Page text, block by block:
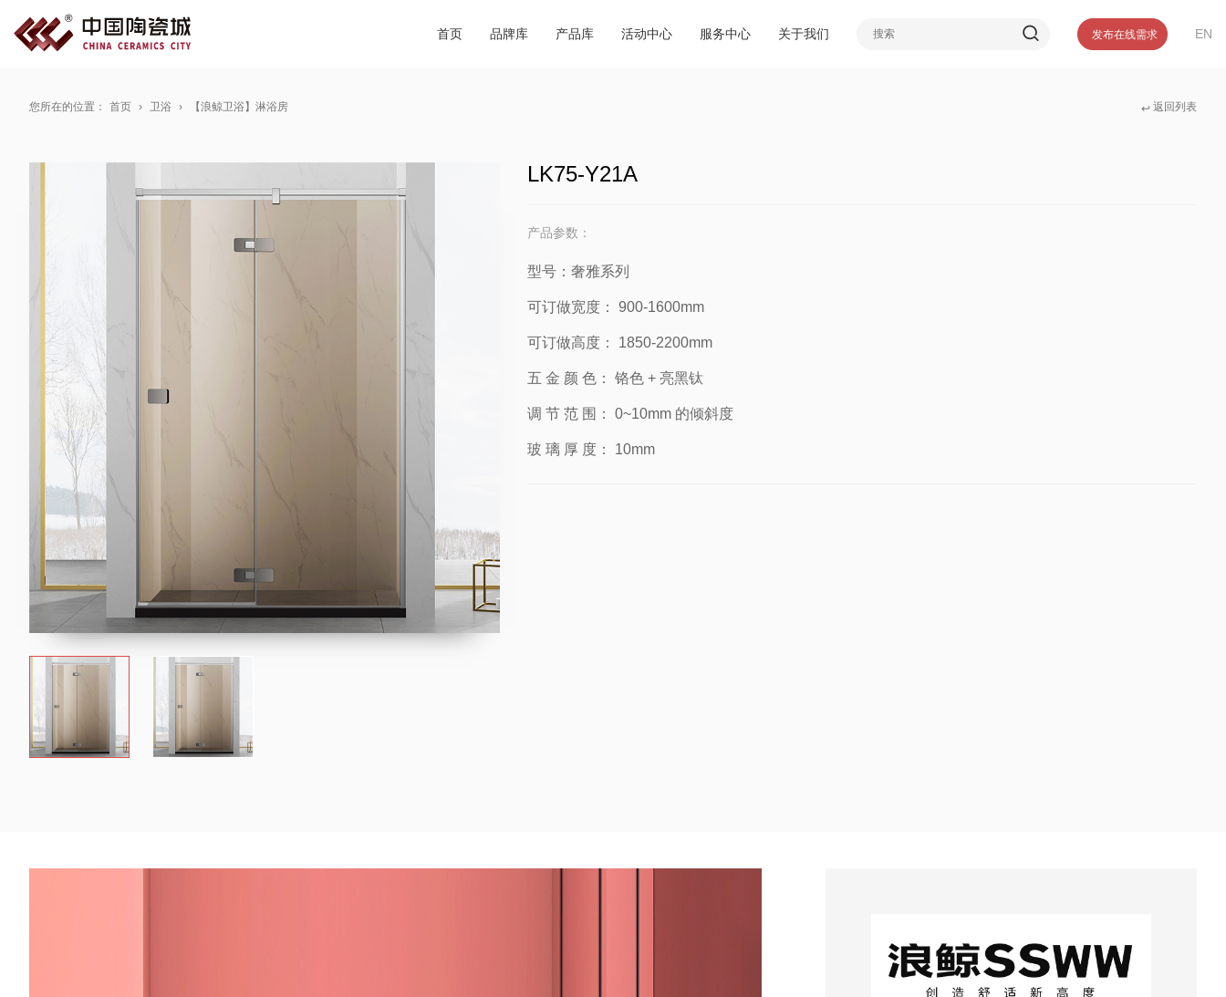
首页 品牌库
品牌合集 产品库
产品合集 活动中心 服务中心 关于我们 发布在线需求 EN
您所在的位置： 首页 卫浴 【浪鲸卫浴】淋浴房 ↩ 返回列表
LK75-Y21A
产品参数：
型号：奢雅系列
可订做宽度： 900-1600mm
可订做高度： 1850-2200mm
五 金 颜 色： 铬色 + 亮黑钛
调 节 范 围： 0~10mm 的倾斜度
玻 璃 厚 度： 10mm